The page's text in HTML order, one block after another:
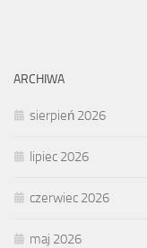
ARCHIWA
sierpień 2026
lipiec 2026
czerwiec 2026
maj 2026